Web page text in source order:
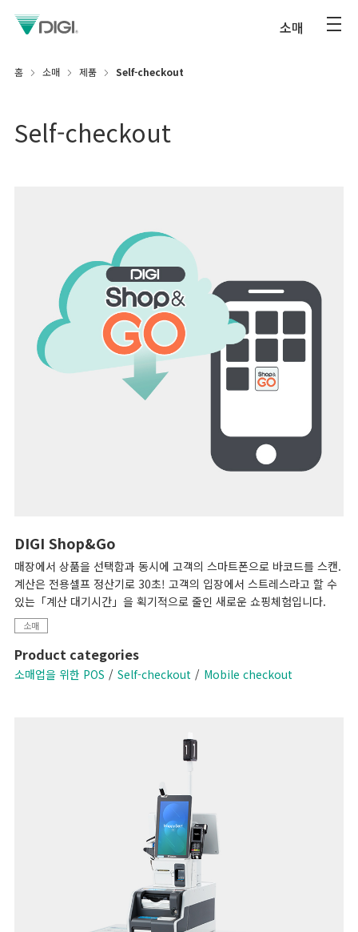
소매
홈 소매 제품 Self-checkout
Self-checkout
DIGI Shop&Go
매장에서 상품을 선택함과 동시에 고객의 스마트폰으로 바코드를 스캔.
계산은 전용셀프 정산기로 30초! 고객의 입장에서 스트레스라고 할 수
있는「계산 대기시간」을 획기적으로 줄인 새로운 쇼핑체험입니다.
소매
Product categories
소매업을 위한 POS Self-checkout Mobile checkout